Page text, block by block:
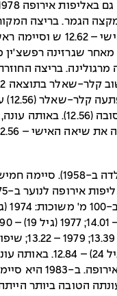
הגמר. בריצה
קלר-שאלר שיא אישי –
מאחר שגרזינה רפשצ'ין
מרגולינה. בריצה
מברה"מ ורה קומיסובה
שיאה האישי – 12.56 ש'.
(נולדה ב-1958).
התקדמות: 1978 –
האישי ב-1982 (בגיל 24)
שמינית באליפות